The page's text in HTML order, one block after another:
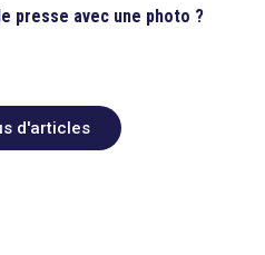
presse avec une photo ?
d'articles